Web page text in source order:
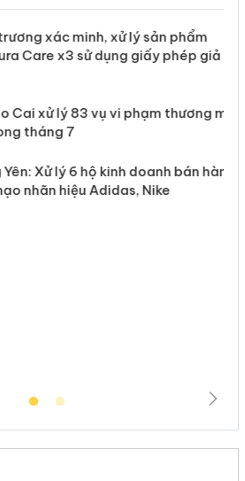
trương xác minh, xử lý sản phẩm
Care x3 sử dụng giấy phép
tháng 7